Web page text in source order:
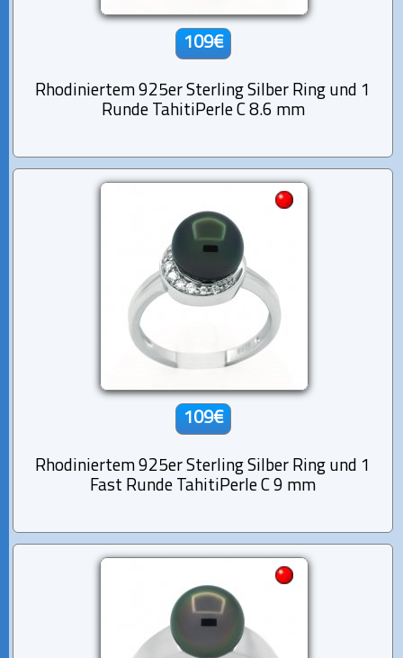
109€
Rhodiniertem 925er Sterling Silber Ring und 1
Runde TahitiPerle C 8.6 mm
109€
Rhodiniertem 925er Sterling Silber Ring und 1
Fast Runde TahitiPerle C 9 mm